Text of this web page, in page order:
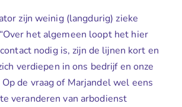
zijn weinig (langdurig) zieke
het algemeen loopt het hier
nodig is, zijn de lijnen kort en
verdiepen in ons bedrijf en onze
de vraag of Marjandel wel eens
veranderen van arbodienst